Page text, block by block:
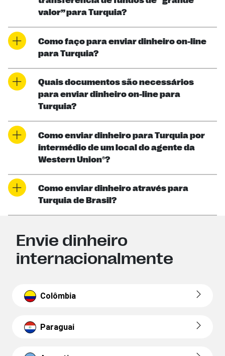
valor” para Turquia?
Como faço para enviar dinheiro on-line
para Turquia?
Quais documentos são necessários
para enviar dinheiro on-line para
Turquia?
Como enviar dinheiro para Turquia por
intermédio de um local do agente da
Western Union®?
Como enviar dinheiro através para
Turquia de Brasil?
Envie dinheiro
internacionalmente
Colômbia
Paraguai